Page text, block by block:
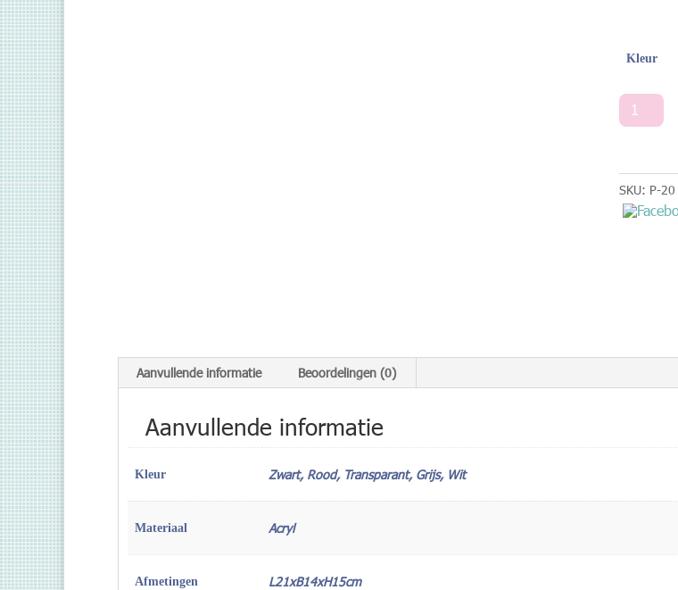
Kleur
Opbergbox
'dvdbox'
SKU: P-20
Aanvullende informatie Beoordelingen (0)
Aanvullende informatie
Kleur Zwart, Rood, Transparant, Grijs, Wit
Materiaal Acryl
Afmetingen L21xB14xH15cm